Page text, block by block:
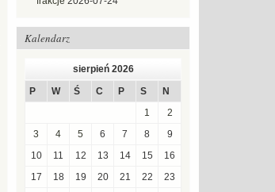
Kalendarz
sierpień 2026
P
W Ś C P S
N
1
2
3
4 5 6 7 8
9
10
11 12 13 14 15
16
17
18 19 20 21 22
23